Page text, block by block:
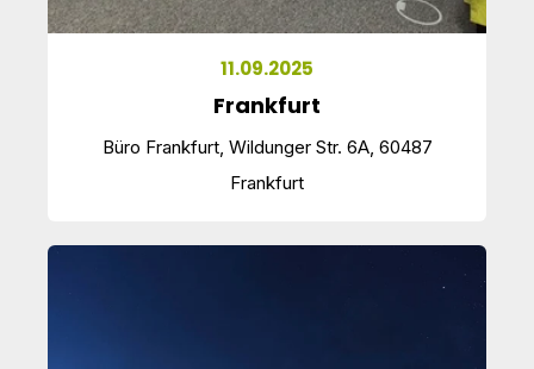
11.09.2025
Frankfurt
Büro Frankfurt, Wildunger Str. 6A, 60487
Frankfurt